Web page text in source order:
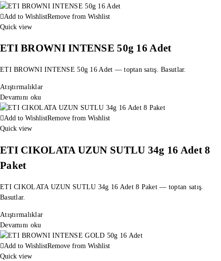
Add to WishlistRemove from Wishlist
Quick view
ETI BROWNI INTENSE 50g 16 Adet
ETI BROWNI INTENSE 50g 16 Adet — toptan satış. Basutlar.
Atıştırmalıklar
Devamını oku
Add to WishlistRemove from Wishlist
Quick view
ETI CIKOLATA UZUN SUTLU 34g 16 Adet 8
Paket
ETI CIKOLATA UZUN SUTLU 34g 16 Adet 8 Paket — toptan satış.
Basutlar.
Atıştırmalıklar
Devamını oku
Add to WishlistRemove from Wishlist
Quick view